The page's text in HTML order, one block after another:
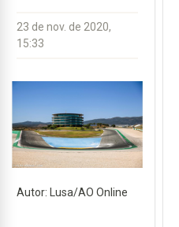
23 de nov. de 2020,
15:33
Autor: Lusa/AO Online